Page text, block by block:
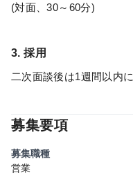
(対面、30～60分)
3. 採用
二次面談後は1週間以内
募集要項
募集職種
営業